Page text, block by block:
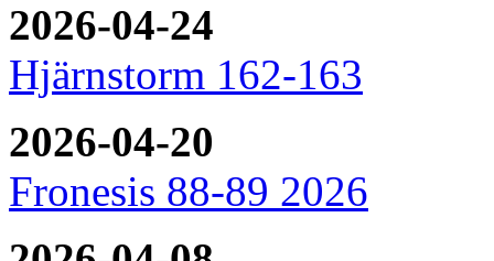
2026-04-24
Hjärnstorm 162-163
2026-04-20
Fronesis 88-89 2026